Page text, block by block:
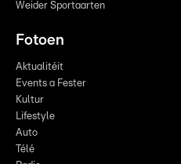
Weider Sportaarten
Fotoen
Aktualitéit
Events a Fester
Kultur
Lifestyle
Auto
Télé